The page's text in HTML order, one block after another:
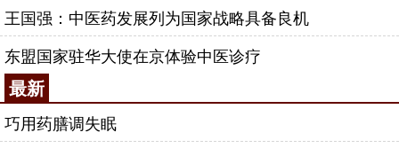
王国强：中医药发展列为国家战略具备良机
东盟国家驻华大使在京体验中医诊疗
最新
巧用药膳调失眠